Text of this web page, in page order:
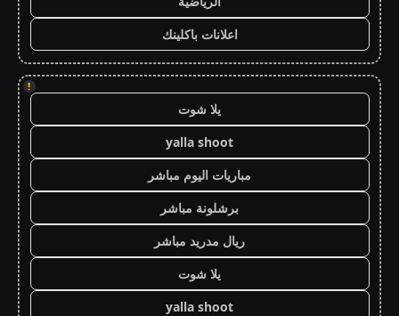
اعلانات باكلينك
!
يلا شوت
yalla shoot
مباريات اليوم مباشر
برشلونة مباشر
ريال مدريد مباشر
يلا شوت
yalla shoot